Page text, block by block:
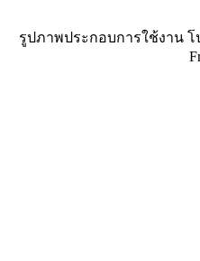
รูปภาพประกอบการใช้งาน โป